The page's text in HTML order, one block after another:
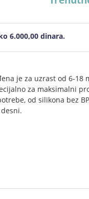
6.000,00 dinara.
je za uzrast od 6-18
za maksimalni
od silikona bez